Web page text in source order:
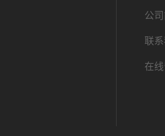
公
联
在